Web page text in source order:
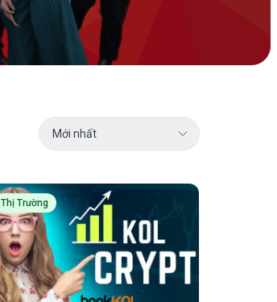
Mới nhất
Thị Trường